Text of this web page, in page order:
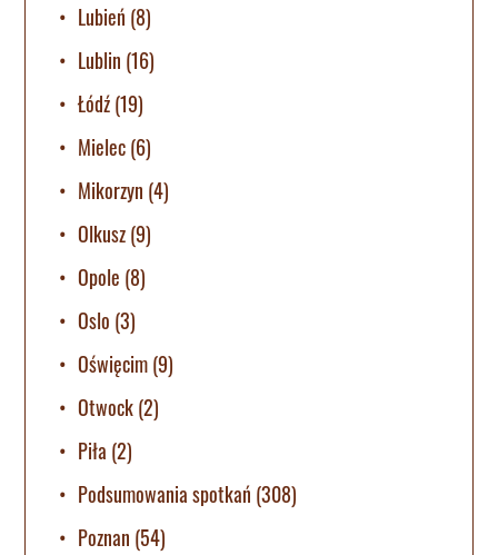
Lubień (8)
Lublin (16)
Łódź(19)
Mielec(6)
Mikorzyn (4)
Olkusz(9)
Opole (8)
Oslo (3)
Oświęcim(9)
Otwock(2)
Piła (2)
Podsumowania spotkań (308)
Poznan (54)